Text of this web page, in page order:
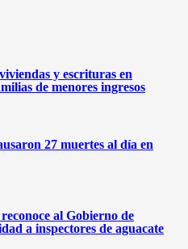
y escrituras en
de menores ingresos
27 muertes al día en
al Gobierno de
a inspectores de aguacate